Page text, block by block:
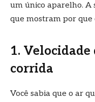
um único aparelho. A
que mostram por que
1. Velocidade
corrida
Você sabia que o ar